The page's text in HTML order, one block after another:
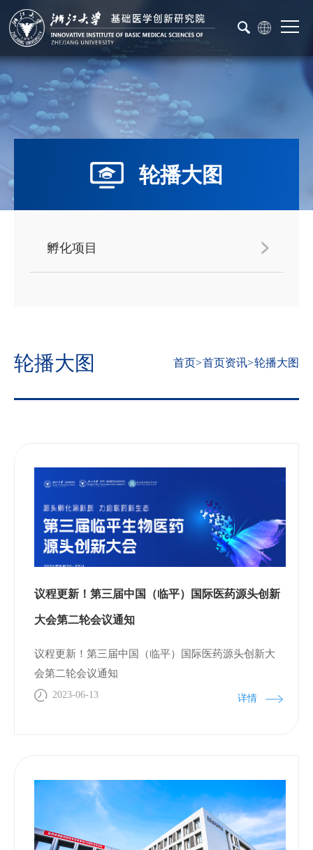
轮播大图
孵化项目
轮播大图 首页>首页资讯>轮播大图
议程更新！第三届中国（临平）国际医药源头创新
大会第二轮会议通知
议程更新！第三届中国（临平）国际医药源头创新大
会第二轮会议通知
2023-06-13 详情